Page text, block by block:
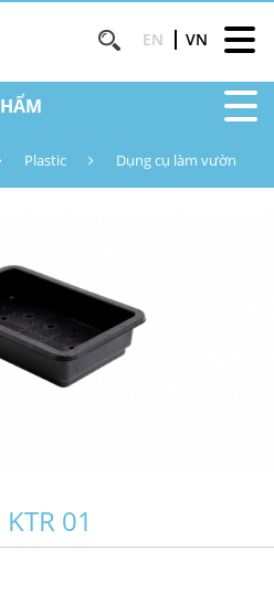
EN VN
Plastic Dụng cụ làm vườn
01